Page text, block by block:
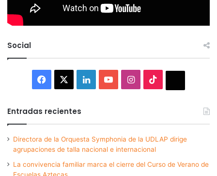
Social
Facebook LinkedInYouTubeInstagram
Entradas recientes
Directora de la Orquesta Symphonia de la UDLAP dirige
agrupaciones de talla nacional e internacional
La convivencia familiar marca el cierre del Curso de Verano de